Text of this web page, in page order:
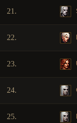
21.
22.
23.
24.
25.